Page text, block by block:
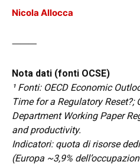
Nicola Allocca
⸻
Nota dati (fonti OCSE)
¹ Fonti: OECD Economic
Time for a Regulatory Reset?;
Department Working Paper
and productivity.
Indicatori: quota di risorse
(Europa ~3,9%